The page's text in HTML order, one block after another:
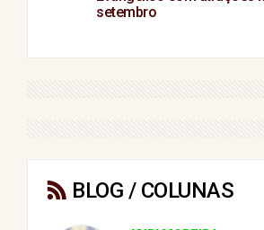
setembro
BLOG / COLUNAS